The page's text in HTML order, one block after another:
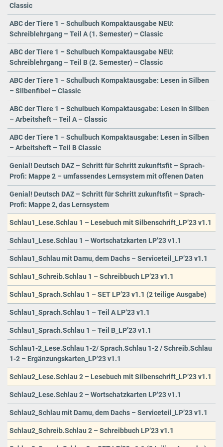
Classic
ABC der Tiere 1 – Schulbuch Kompaktausgabe NEU:
Schreiblehrgang – Teil A (1. Semester) – Classic
ABC der Tiere 1 – Schulbuch Kompaktausgabe NEU:
Schreiblehrgang – Teil B (2. Semester) – Classic
ABC der Tiere 1 – Schulbuch Kompaktausgabe: Lesen in Silben
– Silbenfibel – Classic
ABC der Tiere 1 – Schulbuch Kompaktausgabe: Lesen in Silben
– Arbeitsheft – Teil A – Classic
ABC der Tiere 1 – Schulbuch Kompaktausgabe: Lesen in Silben
– Arbeitsheft – Teil B Classic
Genial! Deutsch DAZ – Schritt für Schritt zukunftsfit – Sprach-
Profi: Mappe 2 – umfassendes Lernsystem mit offenen Daten
Genial! Deutsch DAZ – Schritt für Schritt zukunftsfit – Sprach-
Profi: Mappe 2, das Lernsystem
Schlau1_Lese.Schlau 1 – Lesebuch mit Silbenschrift_LP’23 v1.1
Schlau1_Lese.Schlau 1 – Wortschatzkarten LP’23 v1.1
Schlau1_Schlau mit Damu, dem Dachs – Serviceteil_LP’23 v1.1
Schlau1_Schreib.Schlau 1 – Schreibbuch LP’23 v1.1
Schlau1_Sprach.Schlau 1 – SET LP’23 v1.1 (2 teilige Ausgabe)
Schlau1_Sprach.Schlau 1 – Teil A LP‘23 v1.1
Schlau1_Sprach.Schlau 1 – Teil B_LP’23 v1.1
Schlau1-2_Lese.Schlau 1-2/ Sprach.Schlau 1-2 / Schreib.Schlau
1-2 – Ergänzungskarten_LP’23 v1.1
Schlau2_Lese.Schlau 2 – Lesebuch mit Silbenschrift_LP’23 v1.1
Schlau2_Lese.Schlau 2 – Wortschatzkarten LP’23 v1.1
Schlau2_Schlau mit Damu, dem Dachs – Serviceteil_LP’23 v1.1
Schlau2_Schreib.Schlau 2 – Schreibbuch LP’23 v1.1